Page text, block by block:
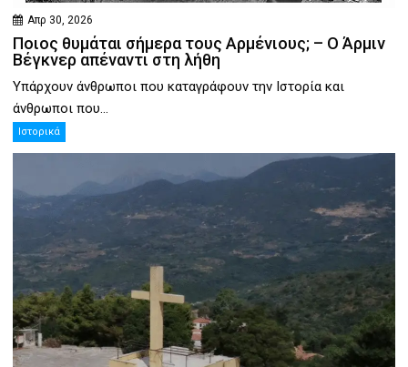
Απρ 30, 2026
Ποιος θυμάται σήμερα τους Αρμένιους; – Ο Άρμιν
Βέγκνερ απέναντι στη λήθη
Υπάρχουν άνθρωποι που καταγράφουν την Ιστορία και
άνθρωποι που...
Ιστορικά